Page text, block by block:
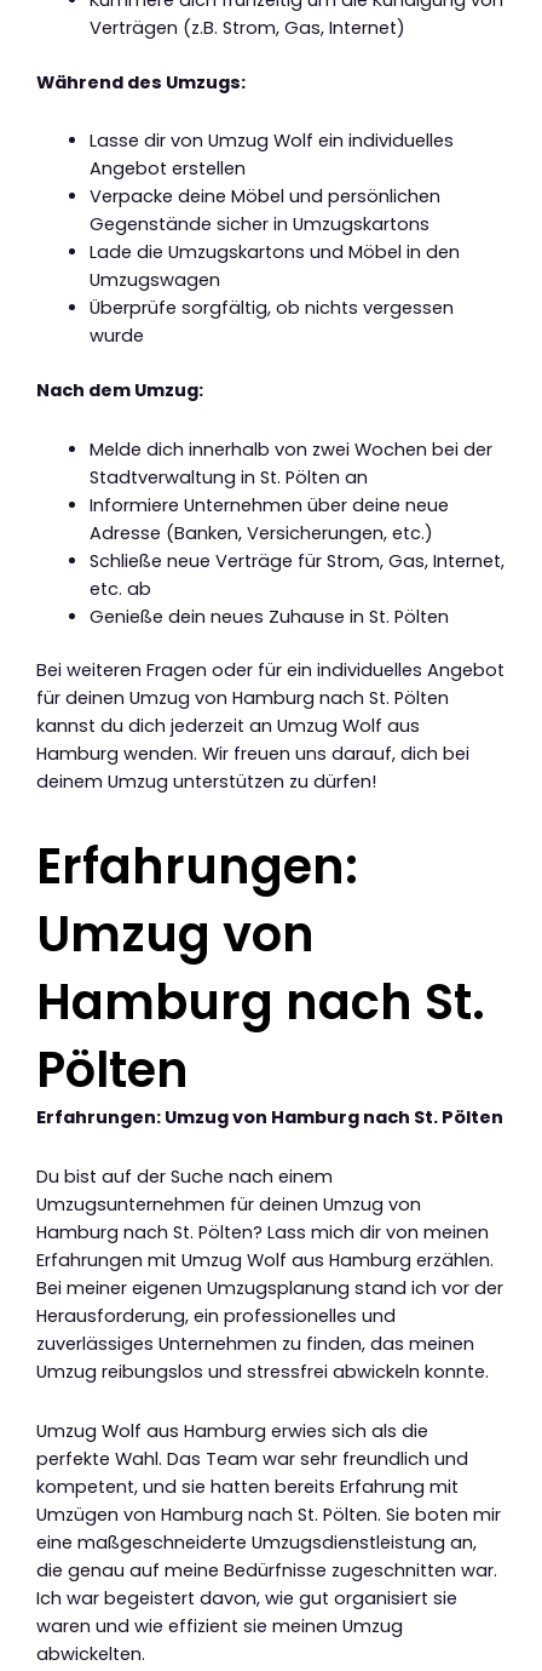
Verträgen (z.B. Strom, Gas, Internet)
Während des Umzugs:
Lasse dir von Umzug Wolf ein individuelles
Angebot erstellen
Verpacke deine Möbel und persönlichen
Gegenstände sicher in Umzugskartons
Lade die Umzugskartons und Möbel in den
Umzugswagen
Überprüfe sorgfältig, ob nichts vergessen
wurde
Nach dem Umzug:
Melde dich innerhalb von zwei Wochen bei der
Stadtverwaltung in St. Pölten an
Informiere Unternehmen über deine neue
Adresse (Banken, Versicherungen, etc.)
Schließe neue Verträge für Strom, Gas, Internet,
etc. ab
Genieße dein neues Zuhause in St. Pölten
Bei weiteren Fragen oder für ein individuelles Angebot
für deinen Umzug von Hamburg nach St. Pölten
kannst du dich jederzeit an Umzug Wolf aus
Hamburg wenden. Wir freuen uns darauf, dich bei
deinem Umzug unterstützen zu dürfen!
Erfahrungen:
Umzug von
Hamburg nach St.
Pölten
Erfahrungen: Umzug von Hamburg nach St. Pölten
Du bist auf der Suche nach einem
Umzugsunternehmen für deinen Umzug von
Hamburg nach St. Pölten? Lass mich dir von meinen
Erfahrungen mit Umzug Wolf aus Hamburg erzählen.
Bei meiner eigenen Umzugsplanung stand ich vor der
Herausforderung, ein professionelles und
zuverlässiges Unternehmen zu finden, das meinen
Umzug reibungslos und stressfrei abwickeln konnte.
Umzug Wolf aus Hamburg erwies sich als die
perfekte Wahl. Das Team war sehr freundlich und
kompetent, und sie hatten bereits Erfahrung mit
Umzügen von Hamburg nach St. Pölten. Sie boten mir
eine maßgeschneiderte Umzugsdienstleistung an,
die genau auf meine Bedürfnisse zugeschnitten war.
Ich war begeistert davon, wie gut organisiert sie
waren und wie effizient sie meinen Umzug
abwickelten.